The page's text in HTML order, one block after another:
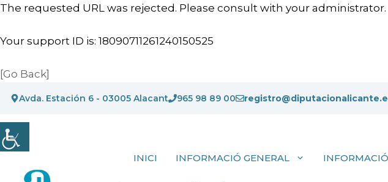
The requested URL was rejected. Please consult with your administrator.
Your support ID is: 18090711261240150525
[Go Back]
contingut
Avda. Estación 6 - 03005 Alacant 965 98 89 00
INICI INFORMACIÓ GENERAL